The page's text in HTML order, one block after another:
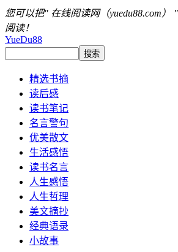
您可以把" 在线阅读网（yuedu88.com
阅读！
YueDu88
精选书摘
读后感
读书笔记
名言警句
优美散文
生活感悟
读书名言
人生感悟
人生哲理
美文摘抄
经典语录
小故事